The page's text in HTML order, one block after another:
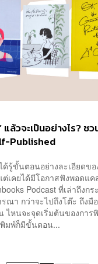
แล้วจะเป็นอย่างไร? ช
Published
ด้รู้ขั้นตอนอย่างละเอียดข
เคยได้มีโอกาสฟังพอดแค
Podcast ที่เล่าถึงก
ณา กว่าจะไปถึงโต๊ะ ถึงมื
หนจะจุดเริ่มต้นของการ
มพ์ก็มีขั้นตอน...